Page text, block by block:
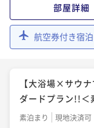
【清掃不要のお
泊り≫
部屋詳細
航空券付き宿
【大浴場×サウ
ダードプラン!!＜
素泊まり 現地決済可